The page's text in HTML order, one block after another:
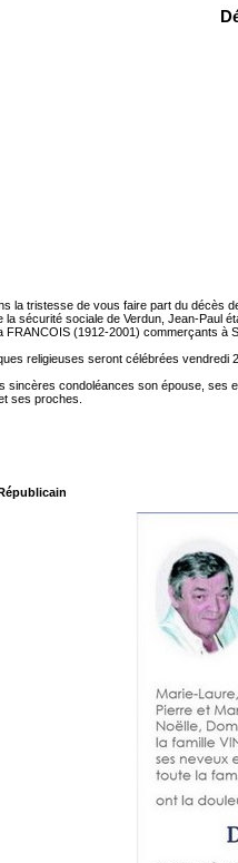
la tristesse de vous faire part du décès
la sécurité sociale de Verdun, Jean-Paul
FRANCOIS (1912-2001) commerçants à
religieuses seront célébrées vendredi
sincères condoléances son épouse, ses
ses proches.